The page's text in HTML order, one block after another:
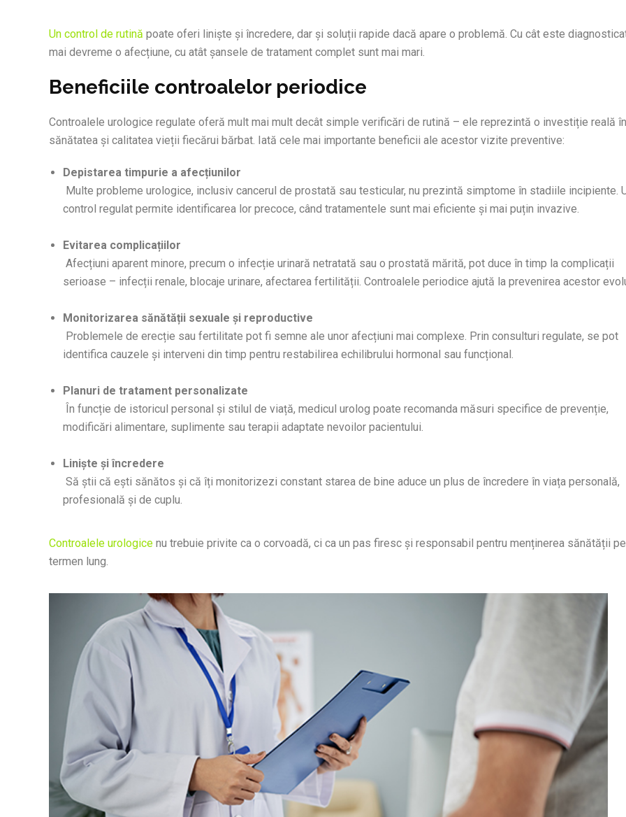
Un control de rutină poate oferi liniște și încredere, dar și soluții rapide dacă apare o problemă. Cu cât este
mai devreme o afecțiune, cu atât șansele de tratament complet sunt mai mari.
Beneficiile controalelor periodice
Controalele urologice regulate oferă mult mai mult decât simple verificări de rutină – ele reprezintă o investiție reală în
sănătatea și calitatea vieții fiecărui bărbat. Iată cele mai importante beneficii ale acestor vizite preventive:
Depistarea timpurie a afecțiunilor
Multe probleme urologice, inclusiv cancerul de prostată sau testicular, nu prezintă simptome în stadiile incipiente.
control regulat permite identificarea lor precoce, când tratamentele sunt mai eficiente și mai puțin invazive.
Evitarea complicațiilor
Afecțiuni aparent minore, precum o infecție urinară netratată sau o prostată mărită, pot duce în timp la complicații
serioase – infecții renale, blocaje urinare, afectarea fertilității. Controalele periodice ajută la prevenirea acestor
Monitorizarea sănătății sexuale și reproductive
Problemele de erecție sau fertilitate pot fi semne ale unor afecțiuni mai complexe. Prin consulturi regulate, se pot
identifica cauzele și interveni din timp pentru restabilirea echilibrului hormonal sau funcțional.
Planuri de tratament personalizate
În funcție de istoricul personal și stilul de viață, medicul urolog poate recomanda măsuri specifice de prevenție,
modificări alimentare, suplimente sau terapii adaptate nevoilor pacientului.
Liniște și încredere
Să știi că ești sănătos și că îți monitorizezi constant starea de bine aduce un plus de încredere în viața personală,
profesională și de cuplu.
Controalele urologice nu trebuie privite ca o corvoadă, ci ca un pas firesc și responsabil pentru menținerea sănătății pe
termen lung.